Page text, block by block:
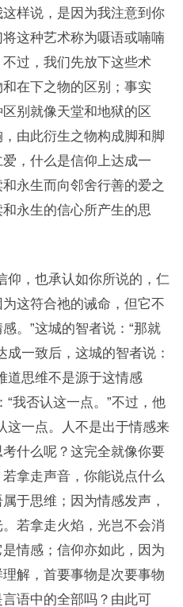
样说，是因为我注意到你
这种艺术称为嗫语或喃喃
过，我们先放下这些术
在下之物的区别；事实
区别就像天堂和地狱的区
由此衍生之物构成脚和脚
，什么是信仰上达成一
永生而向邻舍行善的爱之
永生的信心所产生的思
仰，也承认如你所说的，仁
这符合祂的诫命，但它不
。”这城的智者说：“那就
成一致后，这城的智者说：
道思维不是源于这情感
“我否认这一点。”不过，他
这一点。人不是出于情感来
什么呢？这完全就像你要
拿走声音，你能说点什么
于思维；因为情感发声，
若拿走火焰，光岂不会消
情感；信仰亦如此，因为
解，首要事物是次要事物
语中的全部吗？由此可